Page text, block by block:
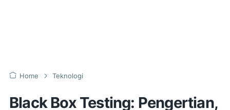
Home Teknologi
Black Box Testing: Pengertian,